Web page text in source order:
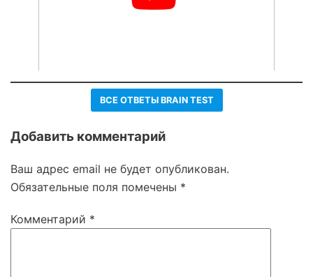
ВСЕ ОТВЕТЫ BRAIN TEST
Добавить комментарий
Ваш адрес email не будет опубликован.
Обязательные поля помечены *
Комментарий *